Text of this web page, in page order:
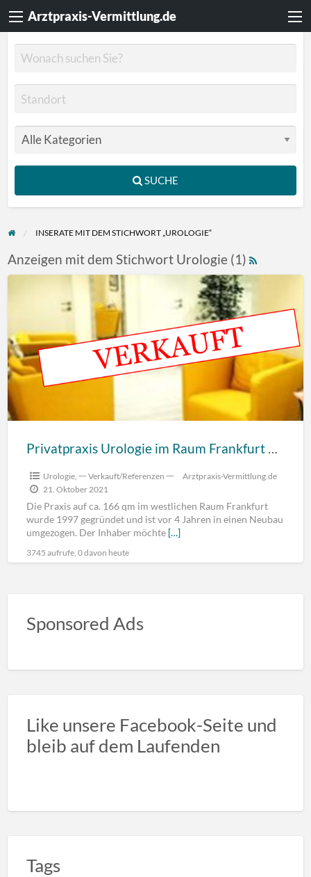
Arztpraxis-Vermittlung.de
SUCHE
INSERATE MIT DEM STICHWORT „UROLOGIE“
Anzeigen mit dem Stichwort Urologie (1)
Privatpraxis Urologie im Raum Frankfurt West
Urologie, 一 Verkauft/Referenzen 一
Arztpraxis-Vermittlung.de
21. Oktober 2021
Die Praxis auf ca. 166 qm im westlichen Raum Frankfurt
wurde 1997 gegründet und ist vor 4 Jahren in einen Neubau
umgezogen. Der Inhaber möchte […]
3745 aufrufe, 0 davon heute
Sponsored Ads
Like unsere Facebook-Seite und
bleib auf dem Laufenden
Tags